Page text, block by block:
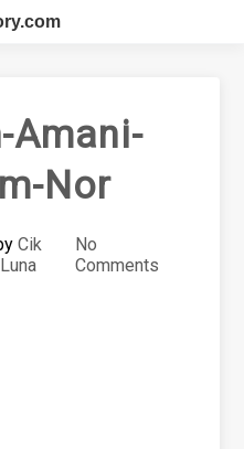
Amani-
Nor
Cik
Luna
No
Comments